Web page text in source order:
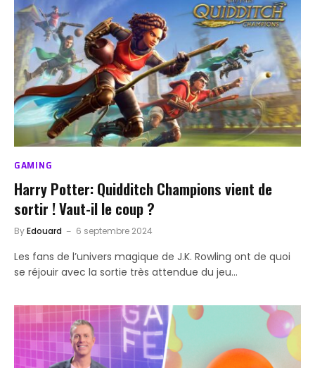
GAMING
Harry Potter: Quidditch Champions vient de
sortir ! Vaut-il le coup ?
ByEdouard 6 septembre 2024
Les fans de l’univers magique de J.K. Rowling ont de quoi
se réjouir avec la sortie très attendue du jeu…